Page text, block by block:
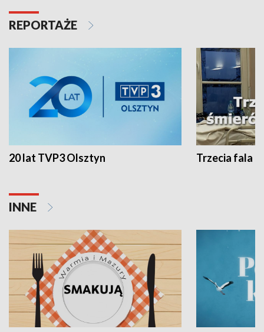
REPORTAŻE
20 lat TVP3 Olsztyn Trzecia fala -
INNE